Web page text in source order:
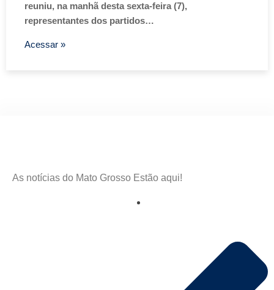
reuniu, na manhã desta sexta-feira (7),
representantes dos partidos…
Acessar »
As notícias do Mato Grosso Estão aqui!